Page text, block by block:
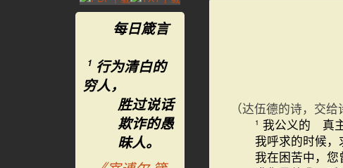
（达伍德的诗，交
1 我公义的 真主
我呼求的时候，
我在困苦中，您
每日箴言
1 行为清白的
穷人，
胜过说话
欺诈的愚
昧人。